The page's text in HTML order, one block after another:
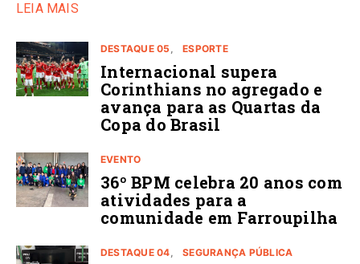
LEIA MAIS
DESTAQUE 05 ESPORTE
Internacional supera
Corinthians no agregado e
avança para as Quartas da
Copa do Brasil
EVENTO
36º BPM celebra 20 anos com
atividades para a
comunidade em Farroupilha
DESTAQUE 04 SEGURANÇA PÚBLICA